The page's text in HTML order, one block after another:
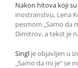
Nakon hitova koji
inostranstvu, Lena
pesmom „Samo da
Dimitrov, a tekst je
Singl je objavljen u
„Samo da mi je“ se